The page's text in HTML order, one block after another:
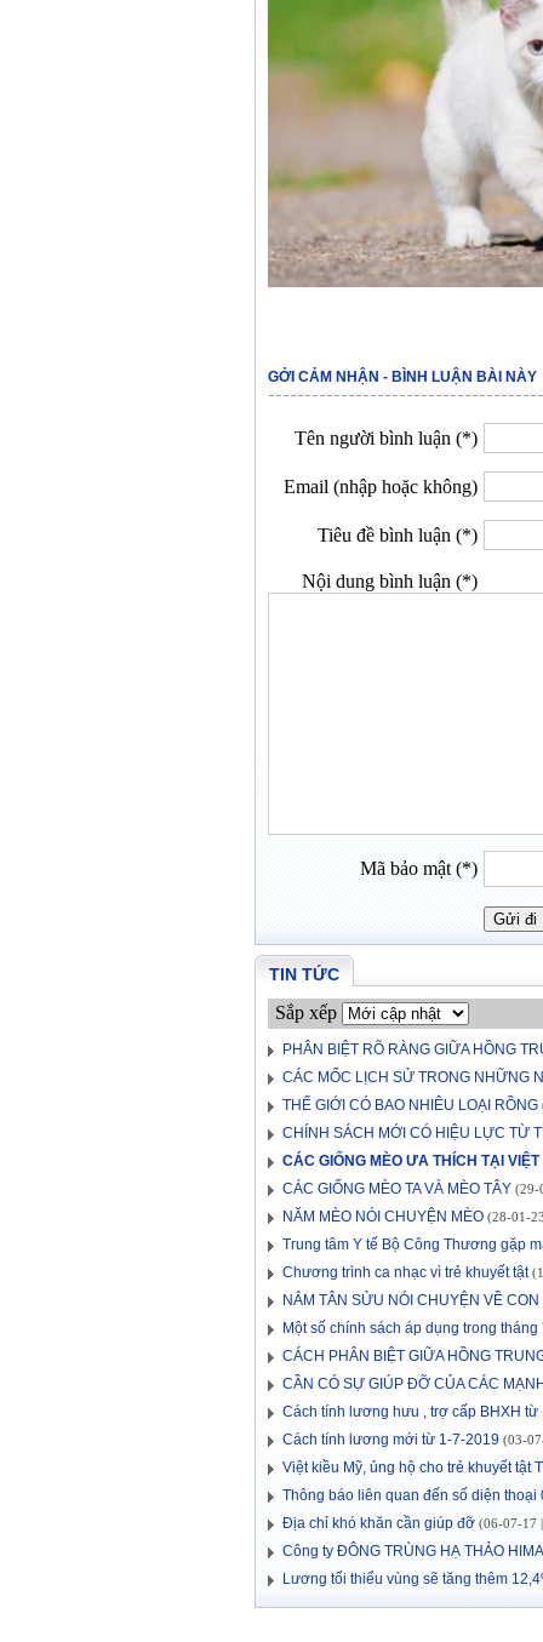
GỞI CẢM NHẬN - BÌNH LUẬN BÀI NÀY
Tên người bình luận (*)
Email (nhập hoặc không)
Tiêu đề bình luận (*)
Nội dung bình luận (*)
Mã bảo mật (*)
TIN TỨC
Sắp xếp
PHÂN BIỆT RÕ RÀNG GIỮA HỒNG
CÁC MỐC LỊCH SỬ TRONG NHỮNG
THẾ GIỚI CÓ BAO NHIÊU LOẠI RỒNG
CHÍNH SÁCH MỚI CÓ HIỆU LỰC TỪ
CÁC GIỐNG MÈO ƯA THÍCH TẠI
CÁC GIỐNG MÈO TA VÀ MÈO TÂY (29-
NĂM MÈO NÓI CHUYỆN MÈO (28-01-
Trung tâm Y tế Bộ Công Thương gặp
Chương trình ca nhạc vì trẻ khuyết tật
NẮM TÂN SỬU NÓI CHUYỆN VỀ CON
Một số chính sách áp dụng trong
CÁCH PHÂN BIỆT GIỮA HỒNG
CẦN CÓ SỰ GIÚP ĐỠ CỦA CÁC
Cách tính lương hưu , trợ cấp BHXH từ
Cách tính lương mới từ 1-7-2019 (03-
Việt kiều Mỹ, ủng hộ cho trẻ khuyết tật
Thông báo liên quan đến số diện thoại
Địa chỉ khó khăn cần giúp đỡ (06-07-17
Công ty ĐÔNG TRÙNG HẠ THẢO
Lương tối thiểu vùng sẽ tăng thêm